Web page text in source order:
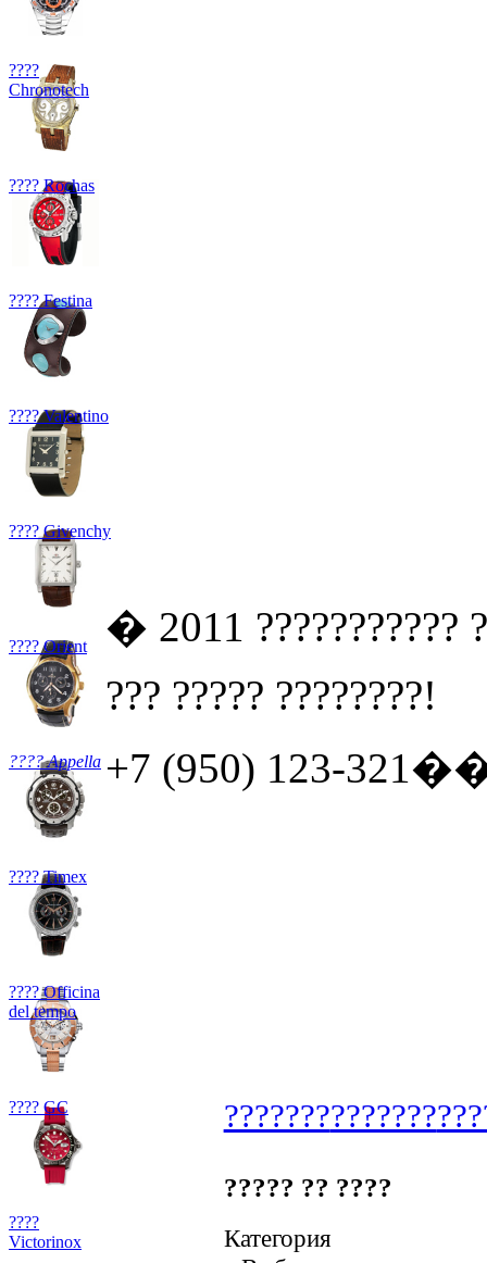
????
Chronotech
???? Rochas
???? Festina
???? Valentino
???? Givenchy
???? Orient
???? Appella
???? Timex
???? Officina
del tempo
???? GC
????
Victorinox
??????????????
????? ?? ????
Категория
� 2011 ???????????
??? ????? ????????!
+7 (950) 123-